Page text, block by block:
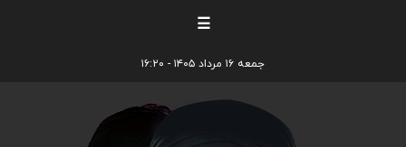
☰
جمعه ۱۶ مرداد ۱۴۰۵ - ۱۶:۲۰